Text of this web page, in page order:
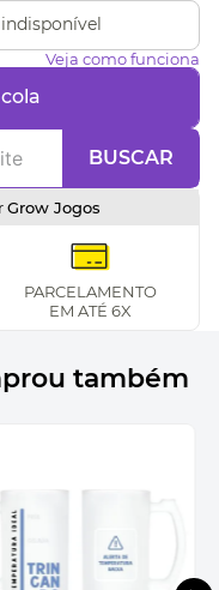
Veja como funciona
BUSCAR
Grow Jogos
PARCELAMENTO
EM ATÉ 6X
também